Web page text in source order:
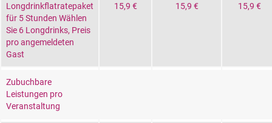
Longdrinkflatratepaket
für 5 Stunden Wählen
Sie 6 Longdrinks, Preis
pro angemeldeten
Gast
15,9 € 15,9 € 15,9 €
Zubuchbare
Leistungen pro
Veranstaltung